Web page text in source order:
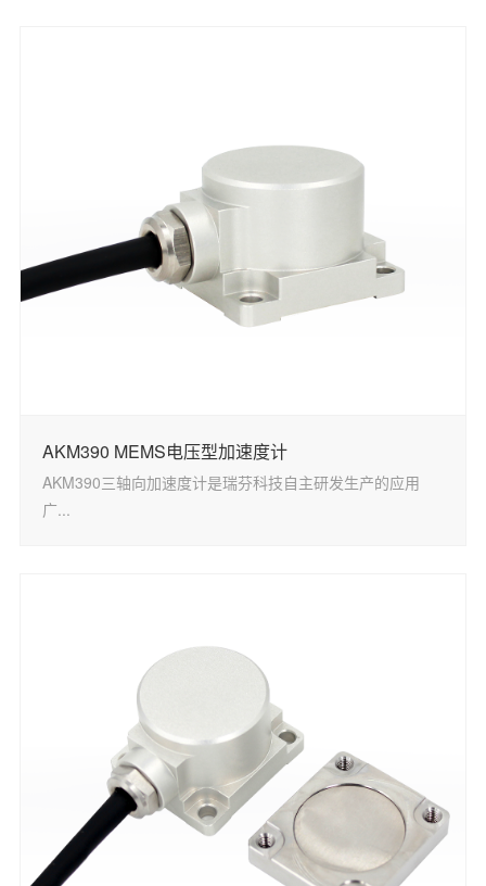
AKM390 MEMS电压型加速度计
AKM390三轴向加速度计是瑞芬科技自主研发生产的应用
广...